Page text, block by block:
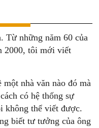
Từ những năm 60 của
2000, tôi mới viết
nhà văn nào đó mà
có hệ thống sự
không thể viết được.
biết tư tưởng của ông